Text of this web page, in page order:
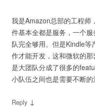
我是Amazon总部的工程师
件基本全都是服务，一个
队完全够用。但是Kindle
作才能开发，这和微软的
是大团队分成了很多的
小队伍之间也是需要不断的
Reply ↓